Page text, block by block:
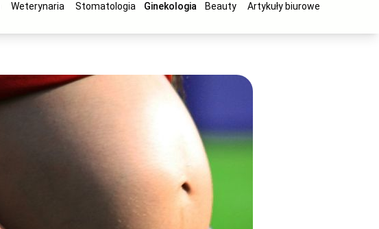
Weterynaria Stomatologia Ginekologia Beauty
Artykuły biurowe